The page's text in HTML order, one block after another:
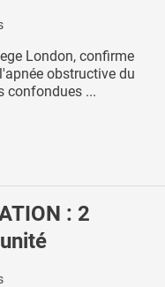
London, confirme
obstructive du
confondues ...
: 2